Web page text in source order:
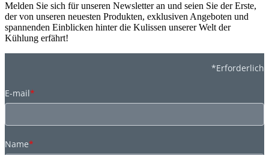
Melden Sie sich für unseren Newsletter an und seien Sie der Erste,
der von unseren neuesten Produkten, exklusiven Angeboten und
spannenden Einblicken hinter die Kulissen unserer Welt der
Kühlung erfährt!
*Erforderlich
E-mail*
Name*